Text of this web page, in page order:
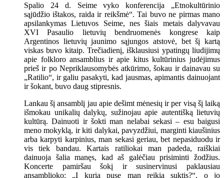
Spalio 24 d. Seime vyko konferencija „Etnokultūrinio
sąjūdžio ištakos, raida ir reikšmė“. Tai buvo ne pirmas mano
apsilankymas Lietuvos Seime, nes šiais metais dalyvavau
XVI Pasaulio lietuvių bendruomenės kongrese kaip
Argentinos lietuvių jaunimo sąjungos atstovė, bet šį kartą
viskas buvo kitaip. Trečiadienį, išklausiusi ypatingų liudijimų
apie folkloro ansamblius ir apie kitus kultūrinius judėjimus
prieš ir po Nepriklausomybės atkūrimo, šokau ir dainavau su
„Ratilio“, ir galiu pasakyti, kad jausmas, apimantis dainuojant
ir šokant, buvo daug stipresnis.
Lankau šį ansamblį jau apie dešimt mėnesių ir per visą šį laiką
išmokau unikalių dalykų, sužinojau apie autentišką lietuvių
kultūrą. Dainuoti ir šokti man nelabai sekasi – esu baigusi
meno mokyklą, ir kiti dalykai, pavyzdžiui, marginti kiaušinius
arba karpyti karpinius, man sekasi geriau, bet nepasiduodu ir
vis tiek bandau. Kartais ratiliokai man padeda, raiškiai
dainuoja šalia manęs, kad aš galėčiau prisiminti žodžius.
Koncerte pamiršau šokį ir susinervinusi paklausiau
ansamblioko: „Į kurią pusę man reikia suktis?“, o jo